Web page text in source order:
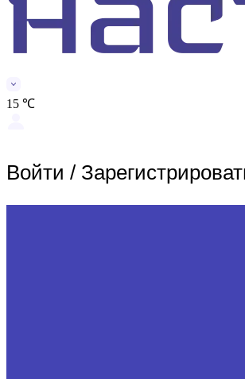
15 ℃
Войти /